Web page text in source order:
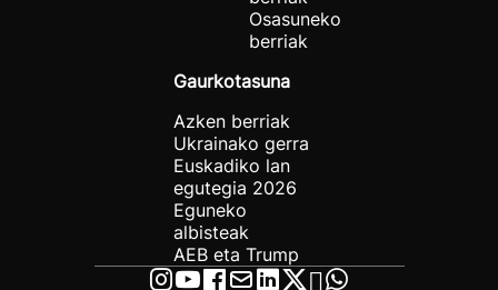
Osasuneko
berriak
Gaurkotasuna
Azken berriak
Ukrainako gerra
Euskadiko lan
egutegia 2026
Eguneko
albisteak
AEB eta Trump